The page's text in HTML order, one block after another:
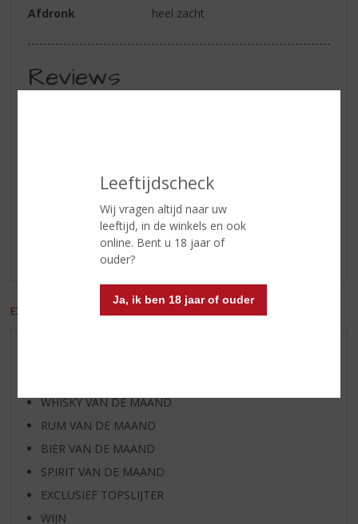
Leeftijdscheck
Wij vragen altijd naar uw
leeftijd, in de winkels en ook
online. Bent u 18 jaar of
ouder?
Ja, ik ben 18 jaar of ouder
Afdronk
heel zacht
Reviews
(4,5
/
5)
Olifant jenever
Bij toeval gekocht. Geen spijt smaakt top
EXCL. BTW
WHISKY VAN DE MAAND
RUM VAN DE MAAND
BIER VAN DE MAAND
SPIRIT VAN DE MAAND
EXCLUSIEF TOPSLIJTER
WIJN